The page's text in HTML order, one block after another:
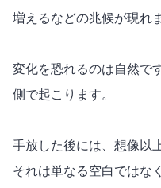
増えるなどの兆候が現れ
変化を恐れるのは自然で
側で起こります。
手放した後には、想像以
それは単なる空白ではな